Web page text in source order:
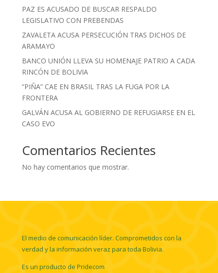
PAZ ES ACUSADO DE BUSCAR RESPALDO
LEGISLATIVO CON PREBENDAS
ZAVALETA ACUSA PERSECUCIÓN TRAS DICHOS DE
ARAMAYO
BANCO UNIÓN LLEVA SU HOMENAJE PATRIO A CADA
RINCÓN DE BOLIVIA
“PIÑA” CAE EN BRASIL TRAS LA FUGA POR LA
FRONTERA
GALVÁN ACUSA AL GOBIERNO DE REFUGIARSE EN EL
CASO EVO
Comentarios Recientes
No hay comentarios que mostrar.
El medio de comunicación líder. Comprometidos con la
verdad y la información veraz para toda Bolivia.
Es un producto de Pridecom